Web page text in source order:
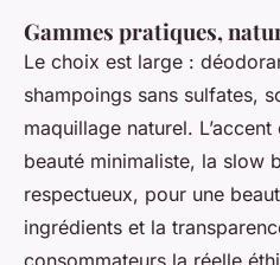
Gammes pratiques,
Le choix est large :
shampoings sans sulfates,
maquillage naturel.
beauté minimaliste, la slow
respectueux, pour une
ingrédients et la
consommateurs la réelle